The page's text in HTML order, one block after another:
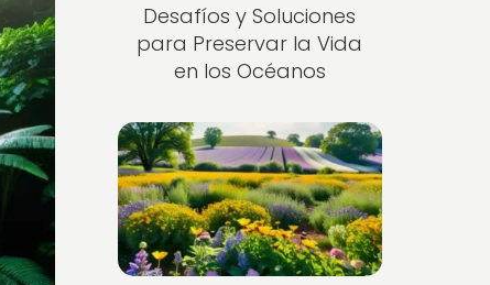
Desafíos y Soluciones
para Preservar la Vida
en los Océanos